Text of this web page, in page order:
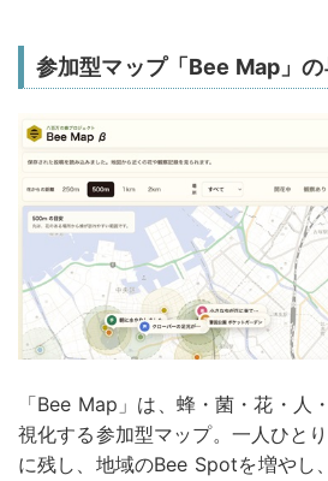
参加型マップ「Bee Map」
「Bee Map」は、蜂・菌・花・人
視化する参加型マップ。一人ひと
に残し、地域のBee Spotを増やし